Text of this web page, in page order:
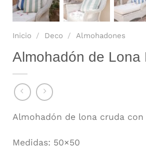
Inicio / Deco / Almohadones
Almohadón de Lona
Almohadón de lona cruda con
Medidas: 50×50